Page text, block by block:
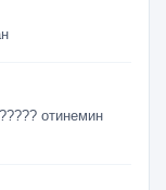
отинемин